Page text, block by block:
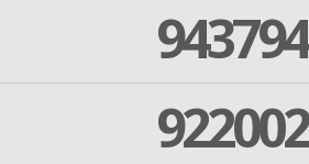
943794
922002